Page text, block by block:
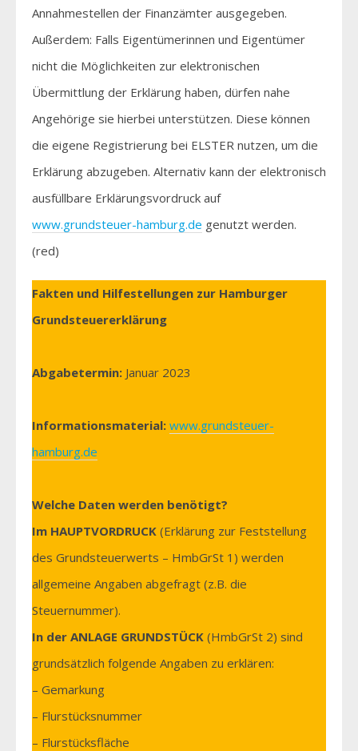
Annahmestellen der Finanzämter ausgegeben.
Außerdem: Falls Eigentümerinnen und Eigentümer
nicht die Möglichkeiten zur elektronischen
Übermittlung der Erklärung haben, dürfen nahe
Angehörige sie hierbei unterstützen. Diese können
die eigene Registrierung bei ELSTER nutzen, um die
Erklärung abzugeben. Alternativ kann der elektronisch
ausfüllbare Erklärungsvordruck auf
www.grundsteuer-hamburg.de genutzt werden.
(red)
Fakten und Hilfestellungen zur Hamburger
Grundsteuererklärung
Abgabetermin: Januar 2023
Informationsmaterial: www.grundsteuer-
hamburg.de
Welche Daten werden benötigt?
Im HAUPTVORDRUCK (Erklärung zur Feststellung
des Grundsteuerwerts – HmbGrSt 1) werden
allgemeine Angaben abgefragt (z.B. die
Steuernummer).
In der ANLAGE GRUNDSTÜCK (HmbGrSt 2) sind
grundsätzlich folgende Angaben zu erklären:
– Gemarkung
– Flurstücksnummer
– Flurstücksfläche